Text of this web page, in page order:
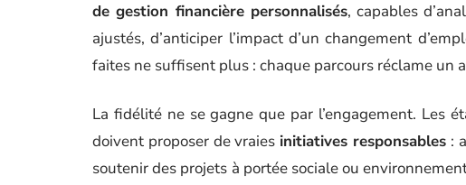
de gestion financière personnalisés, capables
ajustés, d’anticiper l’impact d’un changement
faites ne suffisent plus : chaque parcours réclame un
La fidélité ne se gagne que par l’engagement. Les
doivent proposer de vraies initiatives responsables :
soutenir des projets à portée sociale ou